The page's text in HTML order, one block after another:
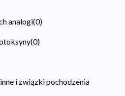
analogi(0)
(0)
i związki pochodzenia